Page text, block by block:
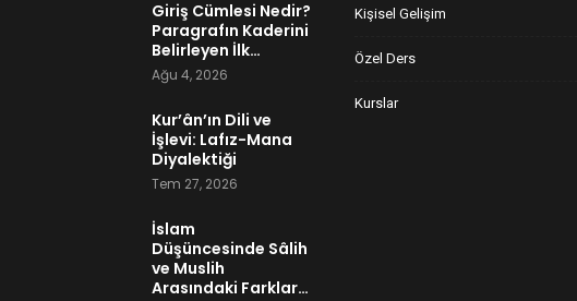
Giriş Cümlesi Nedir?
Paragrafın Kaderini
Belirleyen İlk…
Ağu 4, 2026
Kur’ân’ın Dili ve
İşlevi: Lafız-Mana
Diyalektiği
Tem 27, 2026
İslam
Düşüncesinde Sâlih
ve Muslih
Arasındaki Farklar…
Kişisel Gelişim
Özel Ders
Kurslar